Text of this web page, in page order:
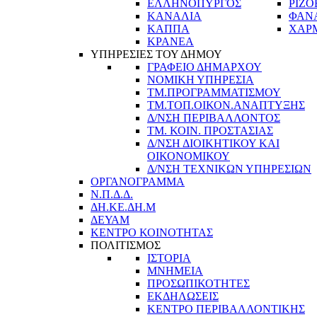
ΕΛΛΗΝΟΠΥΡΓΟΣ
ΚΑΝΑΛΙΑ
ΚΑΠΠΑ
ΚΡΑΝΕΑ
ΥΠΗΡΕΣΙΕΣ ΤΟΥ ΔΗΜΟΥ
ΓΡΑΦΕΙΟ ΔΗΜΑΡΧΟΥ
ΝΟΜΙΚΗ ΥΠΗΡΕΣΙΑ
ΤΜ.ΠΡΟΓΡΑΜΜΑΤΙΣΜΟΥ
ΤΜ.ΤΟΠ.ΟΙΚΟΝ.ΑΝΑΠΤΥΞΗΣ
Δ/ΝΣΗ ΠΕΡΙΒΑΛΛΟΝΤΟΣ
ΤΜ. ΚΟΙΝ. ΠΡΟΣΤΑΣΙΑΣ
Δ/ΝΣΗ ΔΙΟΙΚΗΤΙΚΟΥ ΚΑΙ
ΟΙΚΟΝΟΜΙΚΟΥ
Δ/ΝΣΗ ΤΕΧΝΙΚΩΝ ΥΠΗΡΕΣΙΩΝ
ΟΡΓΑΝΟΓΡΑΜΜΑ
Ν.Π.Δ.Δ.
ΔΗ.ΚΕ.ΔΗ.Μ
ΔΕΥΑΜ
ΚΕΝΤΡΟ ΚΟΙΝΟΤΗΤΑΣ
ΠΟΛΙΤΙΣΜΟΣ
ΙΣΤΟΡΙΑ
ΜΝΗΜΕΙΑ
ΠΡΟΣΩΠΙΚΟΤΗΤΕΣ
ΕΚΔΗΛΩΣΕΙΣ
ΚΕΝΤΡΟ ΠΕΡΙΒΑΛΛΟΝΤΙΚΗΣ